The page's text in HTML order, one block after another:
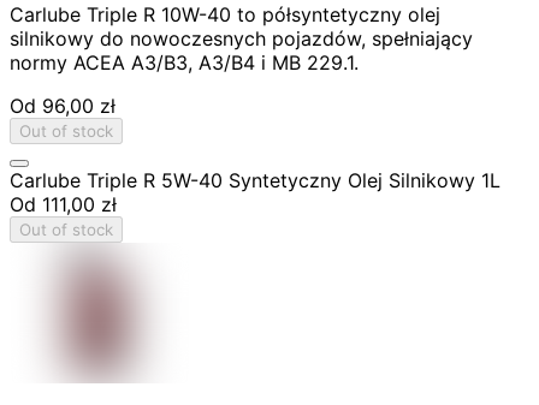
Carlube Triple R 10W-40 to półsyntetyczny olej
silnikowy do nowoczesnych pojazdów, spełniający
normy ACEA A3/B3, A3/B4 i MB 229.1.
Od 96,00 zł
Out of stock
Carlube Triple R 5W-40 Syntetyczny Olej Silnikowy 1L
Od 111,00 zł
Out of stock